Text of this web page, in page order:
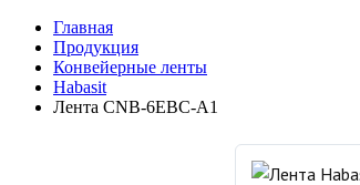
Главная
Продукция
Конвейерные ленты
Habasit
Лента CNB-6EBC-A1